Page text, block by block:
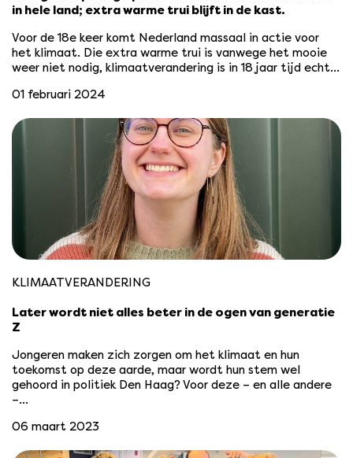
in hele land; extra warme trui blijft in de kast.
Voor de 18e keer komt Nederland massaal in actie voor
het klimaat. Die extra warme trui is vanwege het mooie
weer niet nodig, klimaatverandering is in 18 jaar tijd echt…
01 februari 2024
KLIMAATVERANDERING
Later wordt niet alles beter in de ogen van generatie
Z
Jongeren maken zich zorgen om het klimaat en hun
toekomst op deze aarde, maar wordt hun stem wel
gehoord in politiek Den Haag? Voor deze – en alle andere
–…
06 maart 2023